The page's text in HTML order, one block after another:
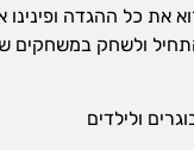
את כל ההגדה
ולשחק במשחקים
ולילדים